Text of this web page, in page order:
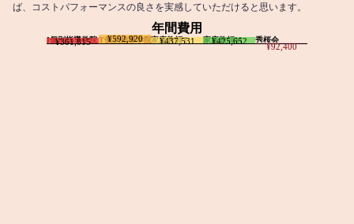
ば、コストパフォーマンスの良さを実感していただけると思います。
年間費用
I個別指導学院
¥361,815 T個別指導学院
¥592,920 家庭教師T
¥437,531 家庭教師M
¥425,652 秀桜会
¥92,400